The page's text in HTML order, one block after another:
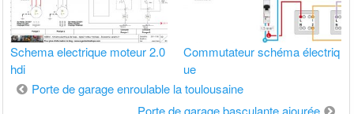
Schema electrique moteur 2.0
hdi
Commutateur schéma électriq
ue
Navigation
Porte de garage enroulable la toulousaine
Porte de garage basculante ajourée